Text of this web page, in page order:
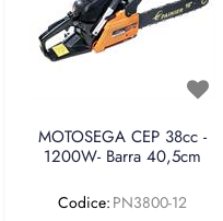
MOTOSEGA CEP 38cc -
1200W- Barra 40,5cm
Codice: PN3800-12